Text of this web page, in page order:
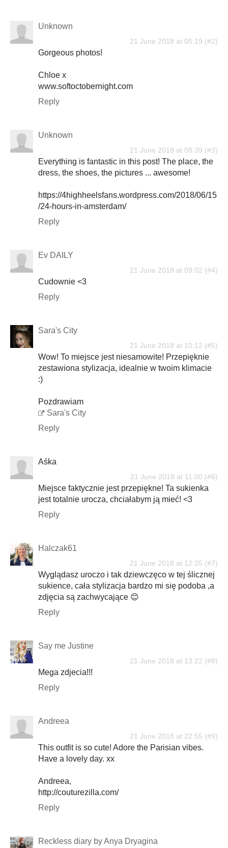
Unknown
21 June 2018 at 05:19
Gorgeous photos!
Chloe x
www.softoctobernight.com
Reply
Unknown
21 June 2018 at 08:39
Everything is fantastic in this post! The place, the
dress, the shoes, the pictures ... awesome!
https://4highheelsfans.wordpress.com/2018/06/15
/24-hours-in-amsterdam/
Reply
Ev DAILY
21 June 2018 at 09:02
Cudownie <3
Reply
Sara's City
21 June 2018 at 10:12
Wow! To miejsce jest niesamowite! Przepięknie
zestawiona stylizacja, idealnie w twoim klimacie
:)
Pozdrawiam
Sara's City
Reply
Aśka
21 June 2018 at 11:00
Miejsce faktycznie jest przepiękne! Ta sukienka
jest totalnie urocza, chciałabym ją mieć! <3
Reply
Halczak61
21 June 2018 at 12:25
Wyglądasz uroczo i tak dziewczęco w tej ślicznej
sukience, cała stylizacja bardzo mi się podoba ,a
zdjęcia są zachwycające 😊
Reply
Say me Justine
21 June 2018 at 13:22
Mega zdjecia!!!
Reply
Andreea
21 June 2018 at 22:55
This outfit is so cute! Adore the Parisian vibes.
Have a lovely day. xx
Andreea,
http://couturezilla.com/
Reply
Reckless diary by Anya Dryagina